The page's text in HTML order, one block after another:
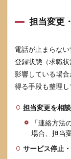
担当変更
電話が止まらな
登録状態（求職
影響している場
得る手段も整理し
担当変更を相
「連絡方法
場合、担当
サービス停止